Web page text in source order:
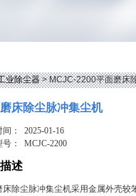
业除尘器> MCJC-2200平面磨床
床除尘脉冲集尘机
间： 2025-01-16
号：MCJC-2200
述
床除尘脉冲集尘机采用金属外壳